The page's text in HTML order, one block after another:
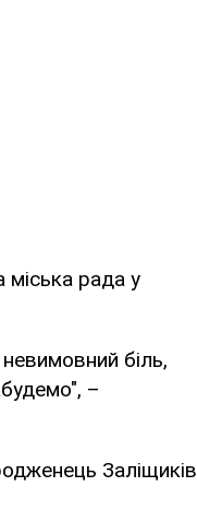
міська рада у
біль,
–
Заліщиків